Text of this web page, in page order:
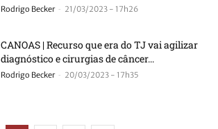
Rodrigo Becker - 21/03/2023 - 17h26
CANOAS | Recurso que era do TJ vai agilizar
diagnóstico e cirurgias de câncer...
Rodrigo Becker - 20/03/2023 - 17h35